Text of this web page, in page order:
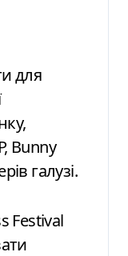
Bunny
галузі.
Festival